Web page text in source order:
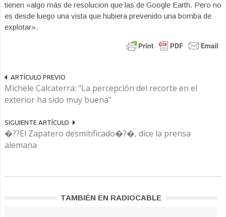
tienen «algo más de resolucion que las de Google Earth. Pero no
es desde luego una vista que hubiera prevenido una bomba de
explotar».
ARTÍCULO PREVIO
Michele Calcaterra: "La percepción del recorte en el
exterior ha sido muy buena"
SIGUIENTE ARTÍCULO
�??El Zapatero desmitificado�?�, dice la prensa
alemana
TAMBIÉN EN RADIOCABLE